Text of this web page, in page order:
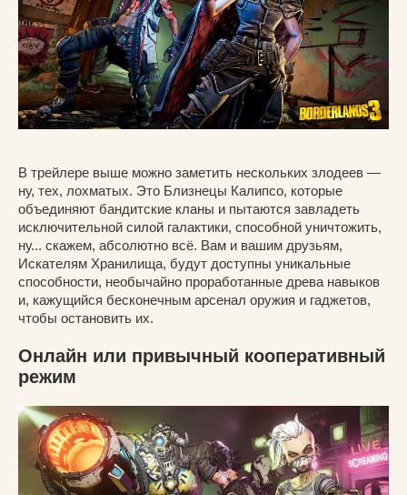
В трейлере выше можно заметить нескольких злодеев —
ну, тех, лохматых. Это Близнецы Калипсо, которые
объединяют бандитские кланы и пытаются завладеть
исключительной силой галактики, способной уничтожить,
ну... скажем, абсолютно всё. Вам и вашим друзьям,
Искателям Хранилища, будут доступны уникальные
способности, необычайно проработанные древа навыков
и, кажущийся бесконечным арсенал оружия и гаджетов,
чтобы остановить их.
Онлайн или привычный кооперативный
режим